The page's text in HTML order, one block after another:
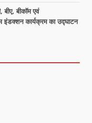
बीकॉम एवं
इंडक्शन कार्यक्रम का उद्घाटन